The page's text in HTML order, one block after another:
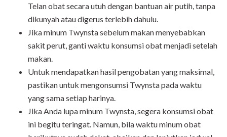
Telan obat secara utuh dengan bantuan air putih, tanpa
dikunyah atau digerus terlebih dahulu.
Jika minum Twynsta sebelum makan menyebabkan
sakit perut, ganti waktu konsumsi obat menjadi setelah
makan.
Untuk mendapatkan hasil pengobatan yang maksimal,
pastikan untuk mengonsumsi Twynsta pada waktu
yang sama setiap harinya.
Jika Anda lupa minum Twynsta, segera konsumsi obat
ini begitu teringat. Namun, bila waktu minum obat